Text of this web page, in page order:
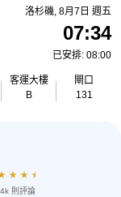
洛杉磯, 8月7日 週五
07:34
已安排: 08:00
客運大樓
B
閘口
131
★ ★ ★
則評論